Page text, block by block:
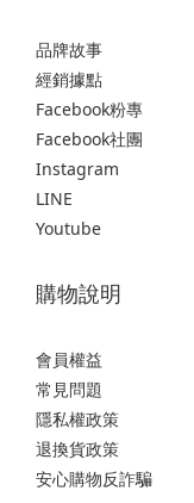
品牌故事
經銷據點
Facebook粉專
Facebook社團
Instagram
LINE
Youtube
購物說明
會員權益
常見問題
隱私權政策
退換貨政策
安心購物反詐騙